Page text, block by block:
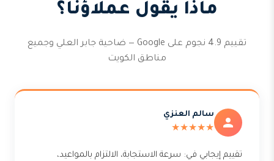
ماذا يقول عملاؤنا؟
تقييم 4.9 نجوم على Google — ضاحية جابر العلي وجميع
مناطق الكويت
سالم العنزي
★★★★★
تقييم إيجابي في: سرعة الاستجابة، الالتزام بالمواعيد،